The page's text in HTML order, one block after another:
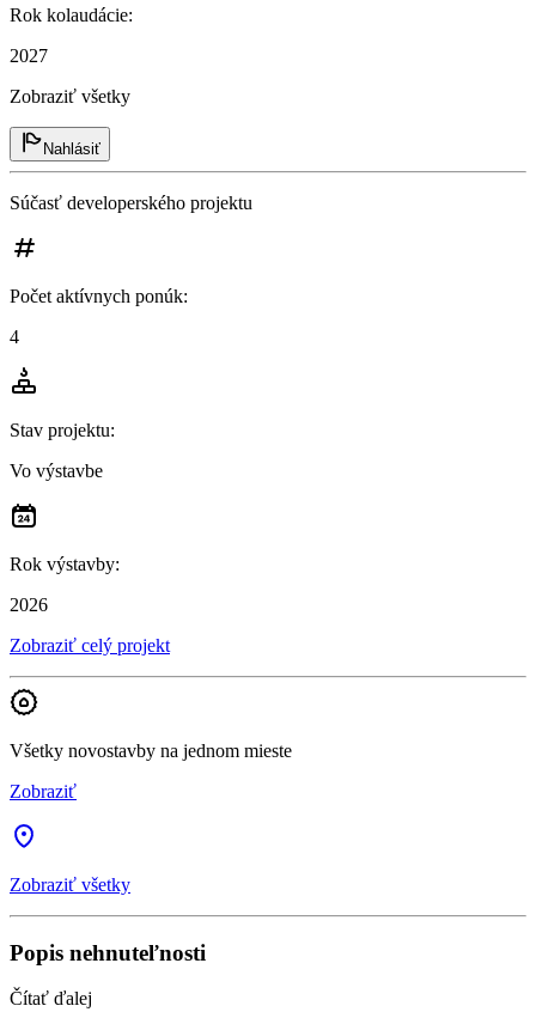
Rok kolaudácie:
2027
Zobraziť všetky
Nahlásiť
Súčasť developerského projektu
Počet aktívnych ponúk:
4
Stav projektu:
Vo výstavbe
Rok výstavby:
2026
Zobraziť celý projekt
Všetky novostavby na jednom mieste
Zobraziť
Zobraziť všetky
Popis nehnuteľnosti
Čítať ďalej